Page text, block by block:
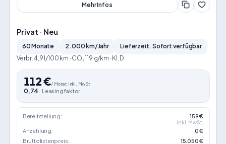
Mehr Infos
Privat · Neu
60 Monate 2.000 km/Jahr
Lieferzeit: Sofort verfügbar
Verbr. 4,9 l/100 km · CO₂ 119 g/km · Kl. D
112€/ Monat inkl. MwSt.
0,74 Leasingfaktor
Bereitstellung: 159 €
inkl. MwSt.
Anzahlung:
0 €
Bruttolistenpreis:
15.050 €